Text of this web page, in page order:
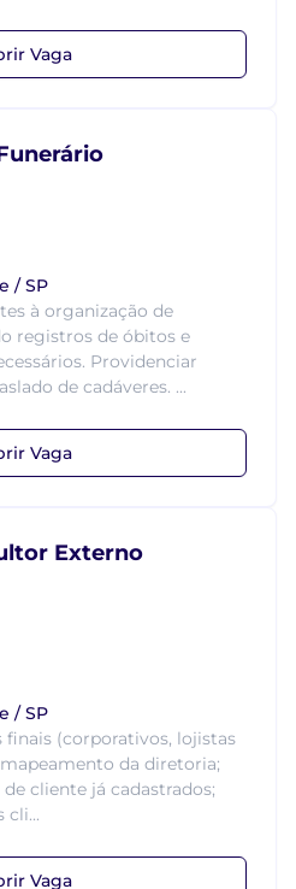
Vaga
/ SP
à organização de
registros de óbitos e
Providenciar
de cadáveres. ...
Vaga
Externo
/ SP
(corporativos, lojistas
da diretoria;
cliente já cadastrados;
cli...
Vaga